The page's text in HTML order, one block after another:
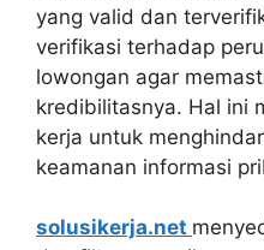
yang valid dan
verifikasi terhadap
lowongan agar
kredibilitasnya. Hal ini
kerja untuk
keamanan informasi
solusikerja.net